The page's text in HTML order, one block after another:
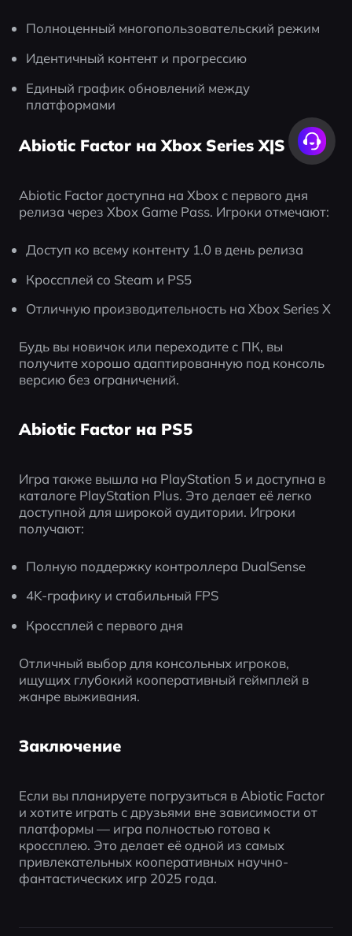
Полноценный многопользовательский режим
Идентичный контент и прогрессию
Единый график обновлений между
платформами
Abiotic Factor на Xbox Series X|S
Abiotic Factor доступна на Xbox с первого дня
релиза через Xbox Game Pass. Игроки отмечают:
Доступ ко всему контенту 1.0 в день релиза
Кроссплей со Steam и PS5
Отличную производительность на Xbox Series X
Будь вы новичок или переходите с ПК, вы
получите хорошо адаптированную под консоль
версию без ограничений.
Abiotic Factor на PS5
Игра также вышла на PlayStation 5 и доступна в
каталоге PlayStation Plus. Это делает её легко
доступной для широкой аудитории. Игроки
получают:
Полную поддержку контроллера DualSense
4K-графику и стабильный FPS
Кроссплей с первого дня
Отличный выбор для консольных игроков,
ищущих глубокий кооперативный геймплей в
жанре выживания.
Заключение
Если вы планируете погрузиться в Abiotic Factor
и хотите играть с друзьями вне зависимости от
платформы — игра полностью готова к
кроссплею. Это делает её одной из самых
привлекательных кооперативных научно-
фантастических игр 2025 года.